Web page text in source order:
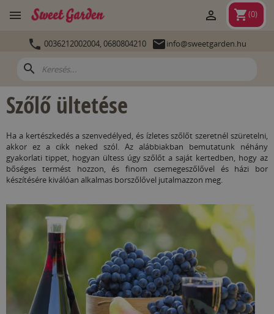
 shopping_cart(0)

 0036212002004, 0680804210 info@sweetgarden.hu
search
Szőlő ültetése
Ha a kertészkedés a szenvedélyed, és ízletes szőlőt szeretnél szüretelni,
akkor ez a cikk neked szól. Az alábbiakban bemutatunk néhány
gyakorlati tippet, hogyan ültess úgy szőlőt a saját kertedben, hogy az
bőséges termést hozzon, és finom csemegeszőlővel és házi bor
készítésére kiválóan alkalmas borszőlővel jutalmazzon meg.